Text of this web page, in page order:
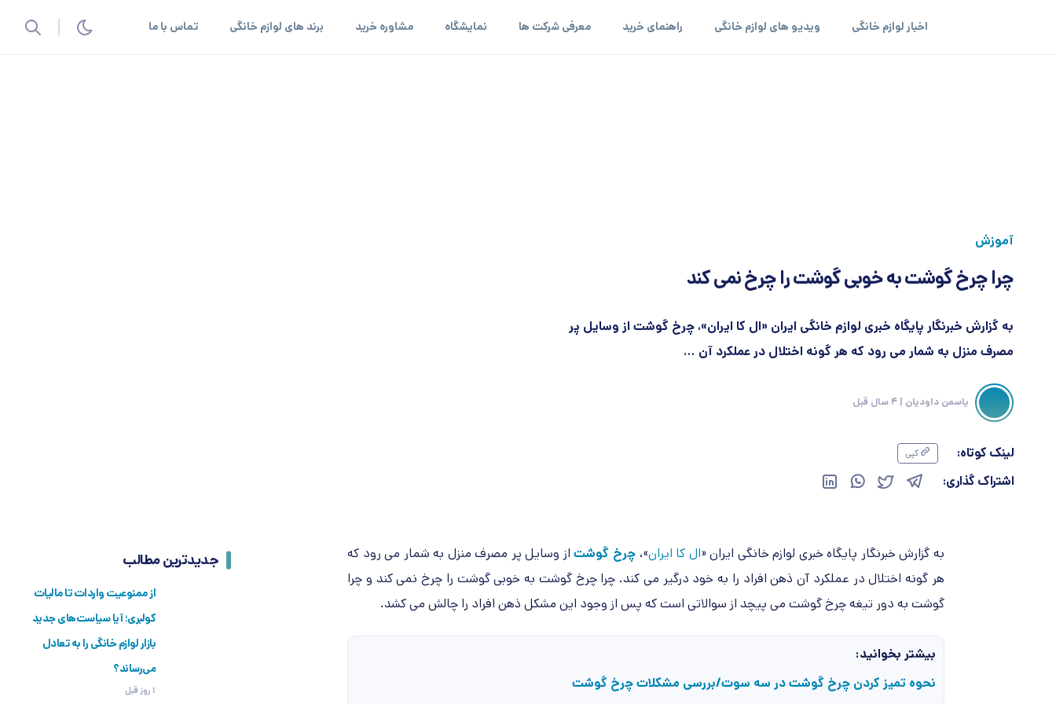
اخبار لوازم خانگی ویدیو های لوازم خانگی راهنمای خرید معرفی شرکت ها نمایشگاه مشاوره خرید برند های لوازم خانگی تماس با ما
آموزش
چرا چرخ گوشت به خوبی گوشت را چرخ نمی کند
به گزارش خبرنگار پایگاه خبری لوازم خانگی ایران «ال کا ایران»، چرخ گوشت از وسایل پر
مصرف منزل به شمار می رود که هر گونه اختلال در عملکرد آن ...
یاسمن داودیان | 4 سال قبل
لینک کوتاه: کپی
اشتراک گذاری:
جدیدترین مطالب
از ممنوعیت واردات تا مالیات
کولبری؛ آیا سیاست‌های جدید
بازار لوازم خانگی را به تعادل
می‌رساند؟
1 روز قبل
به گزارش خبرنگار پایگاه خبری لوازم خانگی ایران «ال کا ایران»، چرخ گوشتاز وسایل پر مصرف منزل به شمار می رود که
هر گونه اختلال در عملکرد آن ذهن افراد را به خود درگیر می کند. چرا چرخ گوشت به خوبی گوشت را چرخ نمی کند و چرا
گوشت به دور تیغه چرخ گوشت می پیچد از سوالاتی است که پس از وجود این مشکل ذهن افراد را چالش می کشد.
بیشتر بخوانید:
نحوه تمیز کردن چرخ گوشت در سه سوت/بررسی مشکلات چرخ گوشت